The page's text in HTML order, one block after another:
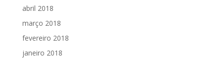
abril 2018
março 2018
fevereiro 2018
janeiro 2018